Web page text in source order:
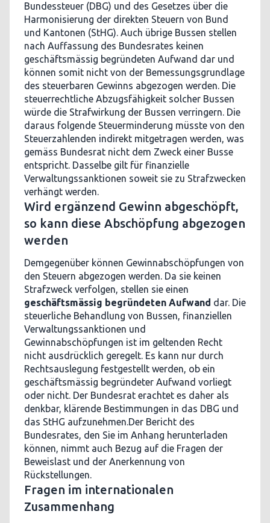
Bundessteuer (DBG) und des Gesetzes über die
Harmonisierung der direkten Steuern von Bund
und Kantonen (StHG). Auch übrige Bussen stellen
nach Auffassung des Bundesrates keinen
geschäftsmässig begründeten Aufwand dar und
können somit nicht von der Bemessungsgrundlage
des steuerbaren Gewinns abgezogen werden. Die
steuerrechtliche Abzugsfähigkeit solcher Bussen
würde die Strafwirkung der Bussen verringern. Die
daraus folgende Steuerminderung müsste von den
Steuerzahlenden indirekt mitgetragen werden, was
gemäss Bundesrat nicht dem Zweck einer Busse
entspricht. Dasselbe gilt für finanzielle
Verwaltungssanktionen soweit sie zu Strafzwecken
verhängt werden.
Wird ergänzend Gewinn abgeschöpft,
so kann diese Abschöpfung abgezogen
werden
Demgegenüber können Gewinnabschöpfungen von
den Steuern abgezogen werden. Da sie keinen
Strafzweck verfolgen, stellen sie einen
geschäftsmässig begründeten Aufwand dar. Die
steuerliche Behandlung von Bussen, finanziellen
Verwaltungssanktionen und
Gewinnabschöpfungen ist im geltenden Recht
nicht ausdrücklich geregelt. Es kann nur durch
Rechtsauslegung festgestellt werden, ob ein
geschäftsmässig begründeter Aufwand vorliegt
oder nicht. Der Bundesrat erachtet es daher als
denkbar, klärende Bestimmungen in das DBG und
das StHG aufzunehmen.Der Bericht des
Bundesrates, den Sie im Anhang herunterladen
können, nimmt auch Bezug auf die Fragen der
Beweislast und der Anerkennung von
Rückstellungen.
Fragen im internationalen
Zusammenhang